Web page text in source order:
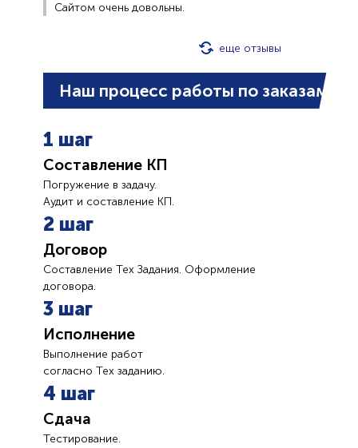
Сайтом очень довольны.
еще отзывы
Наш процесс работы по заказам
1 шаг
Составление КП
Погружение в задачу.
Аудит и составление КП.
2 шаг
Договор
Составление Тех Задания. Оформление
договора.
3 шаг
Исполнение
Выполнение работ
согласно Тех заданию.
4 шаг
Сдача
Тестирование.